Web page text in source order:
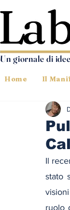
Un giornale di
Home Il
Il
stato
ruolo